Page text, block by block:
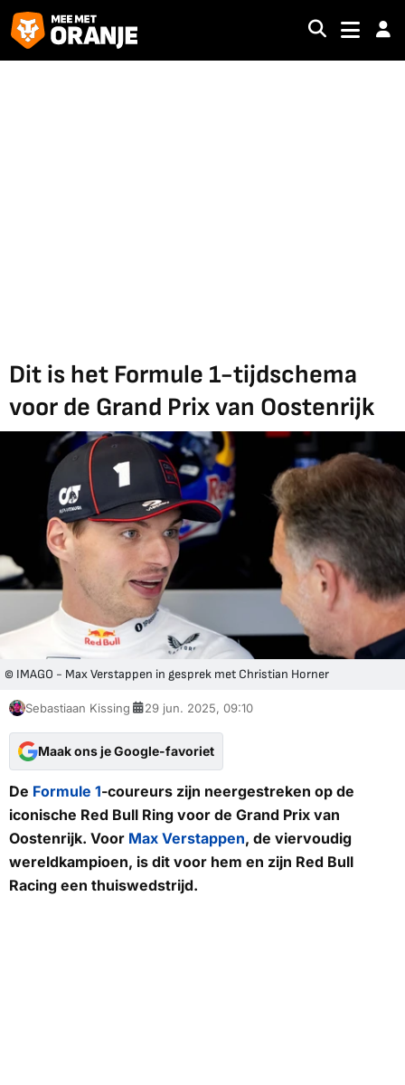
Dit is het Formule 1-tijdschema
voor de Grand Prix van Oostenrijk
© IMAGO - Max Verstappen in gesprek met Christian Horner
Sebastiaan Kissing 29 jun. 2025, 09:10
Maak ons je Google-favoriet
De Formule 1-coureurs zijn neergestreken op de
iconische Red Bull Ring voor de Grand Prix van
Oostenrijk. Voor Max Verstappen, de viervoudig
wereldkampioen, is dit voor hem en zijn Red Bull
Racing een thuiswedstrijd.